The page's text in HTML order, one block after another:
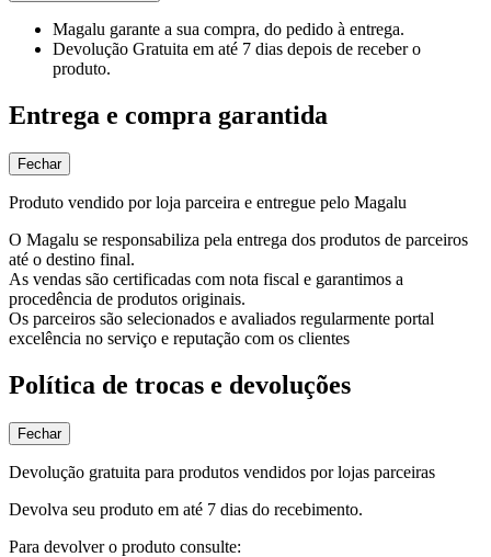
Magalu garante a sua compra, do pedido à entrega.
Devolução Gratuita em até 7 dias depois de receber o
produto.
Entrega e compra garantida
Fechar
Produto vendido por loja parceira e entregue pelo Magalu
O Magalu se responsabiliza pela entrega dos produtos de parceiros
até o destino final.
As vendas são certificadas com nota fiscal e garantimos a
procedência de produtos originais.
Os parceiros são selecionados e avaliados regularmente portal
excelência no serviço e reputação com os clientes
Política de trocas e devoluções
Fechar
Devolução gratuita para produtos vendidos por lojas parceiras
Devolva seu produto em até 7 dias do recebimento.
Para devolver o produto consulte: